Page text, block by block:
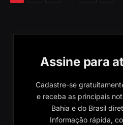
Assine para
Cadastre-se
e receba as principais
Bahia e do Brasil
Informação rápida,